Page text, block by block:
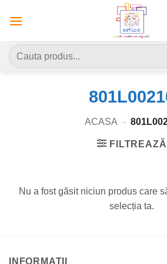
Caută
după:
ACASA -
FILTREAZĂ
Nu a fost găsit niciun produs care
selecția ta.
INFORMATII